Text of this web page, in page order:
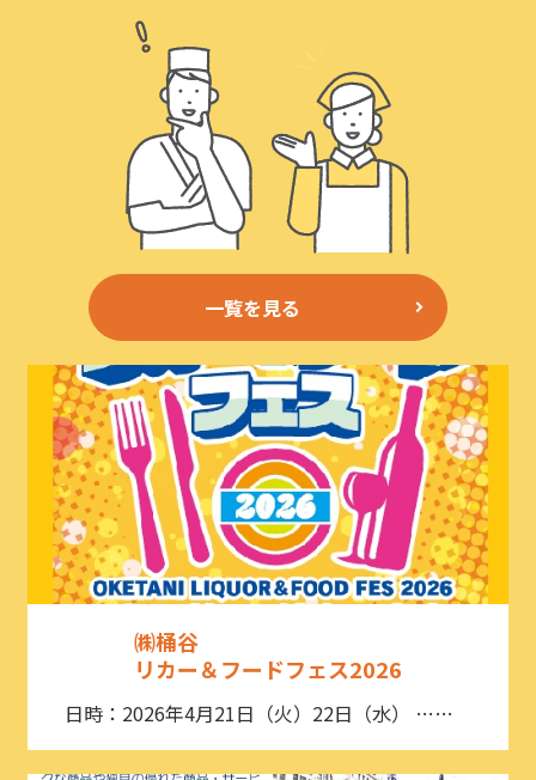
一覧を見る
㈱桶谷
リカー＆フードフェス2026
日時：2026年4月21日（火）22日（水） ……